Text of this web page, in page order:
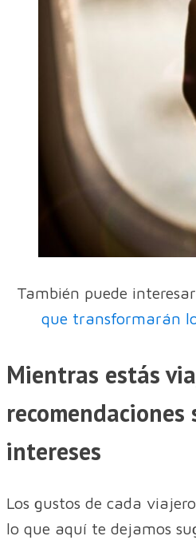
También puede
que transformarán
Mientras estás
intereses
Los gustos de cada
lo que aquí te dejamos